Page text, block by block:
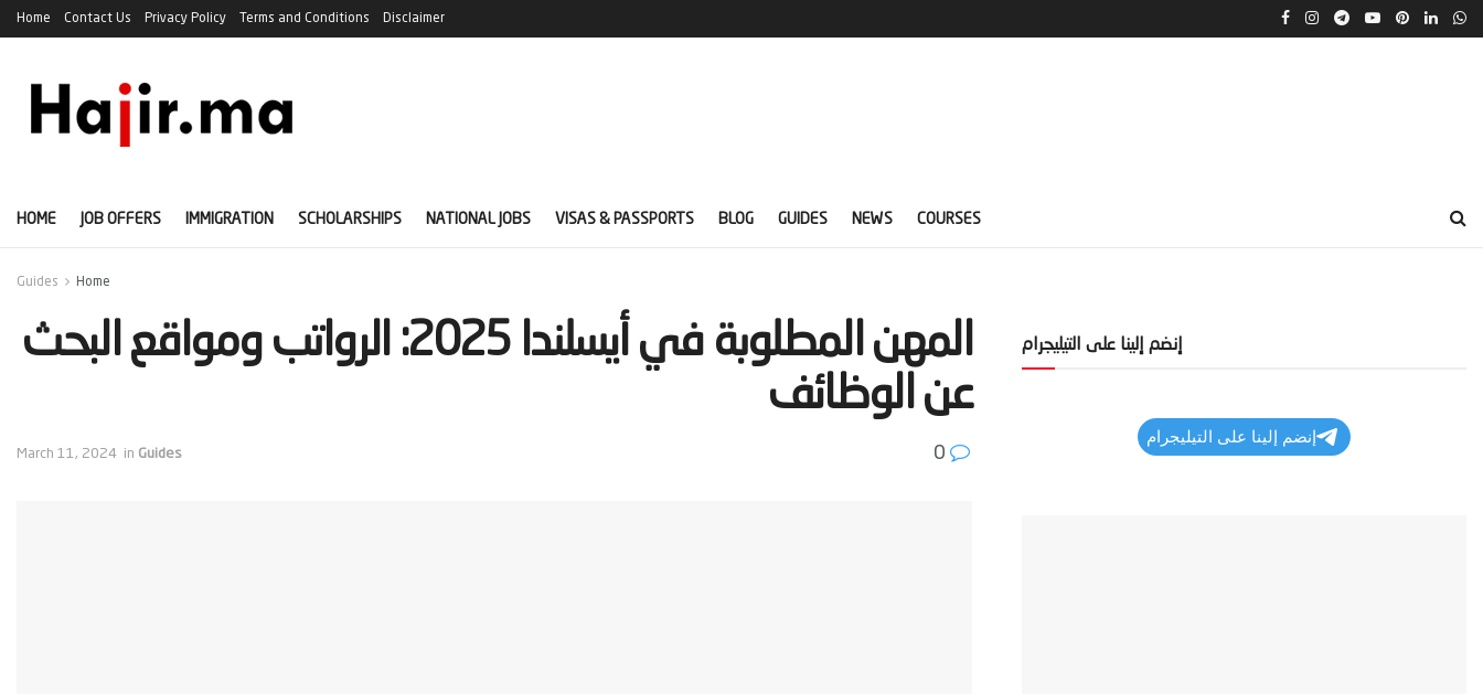
Home Contact Us Privacy Policy Terms and Conditions Disclaimer
HOME JOB OFFERS IMMIGRATION SCHOLARSHIPS NATIONAL JOBS VISAS & PASSPORTS BLOG GUIDES NEWS COURSES
Home
Guides
‫المهن المطلوبة في أيسلندا 2025: الرواتب ومواقع البحث
عن الوظائف‬
March 11, 2024 in Guides
إنضم إلينا على التيليجرام
إنضم إلينا على التيليجرام